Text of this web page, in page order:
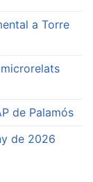
a Torre
de Palamós
de 2026